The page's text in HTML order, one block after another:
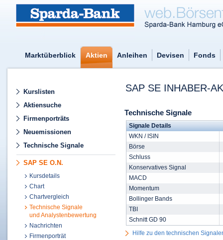
Marktüberblick Aktien Anleihen Devisen Fonds
Kurslisten
Aktiensuche
Firmenporträts
Neuemissionen
Technische Signale
SAP SE O.N.
Kursdetails
Chart
Chartvergleich
Technische Signale
und Analystenbewertung
Nachrichten
Firmenporträt
SAP SE INHABER-
Technische Signale
Signale Details
WKN / ISIN
Börse
Schluss
Konservatives Signal
MACD
Momentum
Bollinger Bands
TBI
Schnitt GD 90
Hilfe zu den technischen